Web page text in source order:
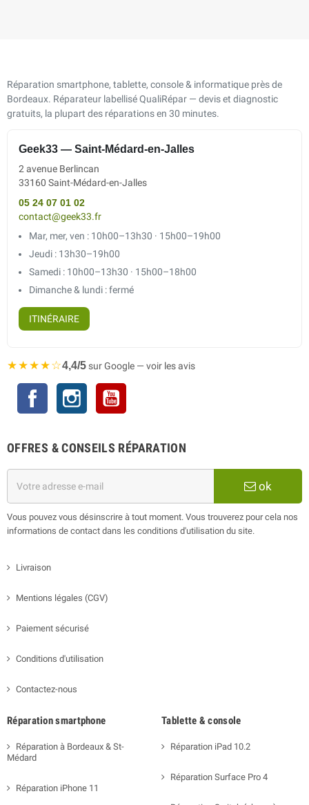
Réparation smartphone, tablette, console & informatique près de
Bordeaux. Réparateur labellisé QualiRépar — devis et diagnostic
gratuits, la plupart des réparations en 30 minutes.
Geek33 — Saint-Médard-en-Jalles
2 avenue Berlincan
33160 Saint-Médard-en-Jalles
05 24 07 01 02
contact@geek33.fr
Mar, mer, ven : 10h00–13h30 · 15h00–19h00
Jeudi : 13h30–19h00
Samedi : 10h00–13h30 · 15h00–18h00
Dimanche & lundi : fermé
ITINÉRAIRE
★★★★☆4,4/5sur Google — voir les avis
Facebook Instagram
OFFRES & CONSEILS RÉPARATION
ok
Vous pouvez vous désinscrire à tout moment. Vous trouverez pour cela nos
informations de contact dans les conditions d'utilisation du site.
Livraison
Mentions légales (CGV)
Paiement sécurisé
Conditions d'utilisation
Contactez-nous
Réparation smartphone
Réparation à Bordeaux & St-
Médard
Réparation iPhone 11
Tablette & console
Réparation iPad 10.2
Réparation Surface Pro 4